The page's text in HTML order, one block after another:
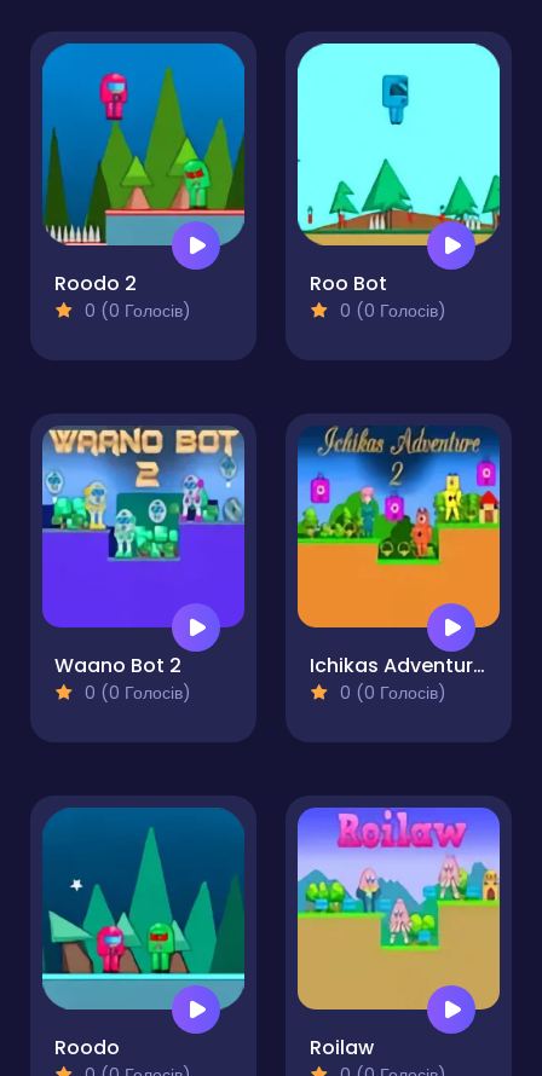
Roodo 2
0 (0 Голосів)
Roo Bot
0 (0 Голосів)
Waano Bot 2
0 (0 Голосів)
Ichikas Adventure 2
0 (0 Голосів)
Roodo Roilaw